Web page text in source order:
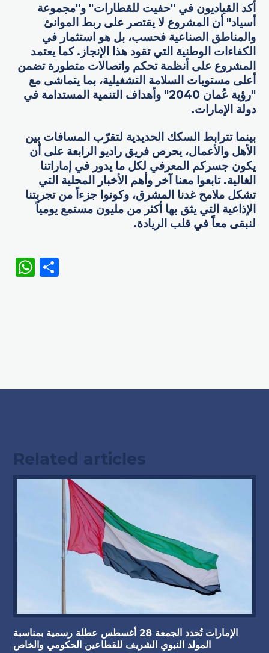
أكد القياديون في "حفيت للقطارات" و"مجموعة
أسياد" أن المشروع لا يقتصر على ربط الموانئ
والمناطق الصناعية فحسب، بل هو استثمار في
الكفاءات الوطنية التي تقود هذا الإنجاز. كما يعتمد
المشروع على أنظمة تحكم واتصالات متطورة تضمن
أعلى مستويات السلامة التشغيلية، بما يتماشى مع
"رؤية عُمان 2040" وأهداف التنمية المستدامة في
دولة الإمارات.
بينما تترابط السكك الحديدية لتقرّب المسافات بين
الأهل والأعمال، يحرص فريق راديو الرابعة على أن
يكون جسركم المعرفي لكل ما يدور في إماراتنا
الغالية. تابعوا معنا آخر وأهم الأخبار المحلية التي
تشكل ملامح غدنا المشرق، وكونوا جزءاً من تجربتنا
الإذاعية التي يثق بها أكثر من مليون مستمع يومياً
لنبقى معاً في قلب الريادة.
WhatsApp
Related articles
الإمارات تُحدد الجمعة 28 أغسطس عطلة رسمية بمناسبة
المولد النبوي الشريف للقطاعين الحكومي والخاص